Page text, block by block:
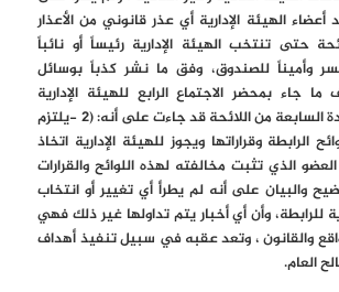
أعضاء الهيئة الإدارية أي عذر قانوني من الأعذار
حتى تنتخب الهيئة الإدارية رئيساً أو نائباً
وأميناً للصندوق، وفق ما نشر كذباً بوسائل
جاء بمحضر الاجتماع الرابع للهيئة الإدارية
للرابطة. وكانت المادة السابعة من اللائحة قد جاءت على أنه: (2 -يلتزم
الرابطة وقراراتها ويجوز للهيئة الإدارية اتخاذ
الذي تثبت مخالفته لهذه اللوائح والقرارات
والبيان على أنه لم يطرأ أي تغيير أو انتخاب
للرابطة، وأن أي أخبار يتم تداولها غير ذلك فهي
والقانون ، وتعد عقبه في سبيل تنفيذ أهداف
العام.